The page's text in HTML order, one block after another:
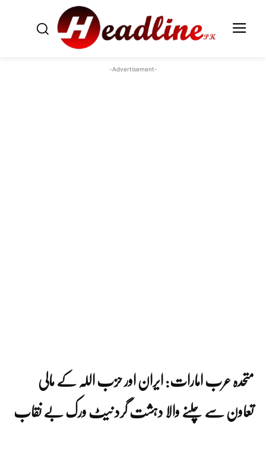
-Advertisement-
متحدہ عرب امارات: ایران اور حزب اللہ کے مالی
تعاون سے چلنے والا دہشت گرد نیٹ ورک بے نقاب